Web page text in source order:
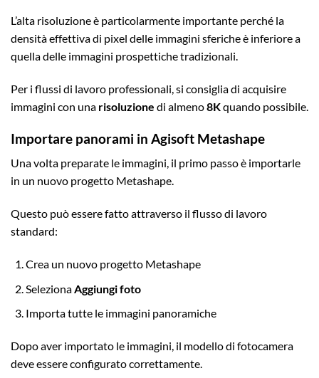
L’alta risoluzione è particolarmente importante perché la
densità effettiva di pixel delle immagini sferiche è inferiore a
quella delle immagini prospettiche tradizionali.
Per i flussi di lavoro professionali, si consiglia di acquisire
immagini con una risoluzione di almeno8Kquando possibile.
Importare panorami in Agisoft Metashape
Una volta preparate le immagini, il primo passo è importarle
in un nuovo progetto Metashape.
Questo può essere fatto attraverso il flusso di lavoro
standard:
Crea un nuovo progetto Metashape
Seleziona Aggiungi foto
Importa tutte le immagini panoramiche
Dopo aver importato le immagini, il modello di fotocamera
deve essere configurato correttamente.